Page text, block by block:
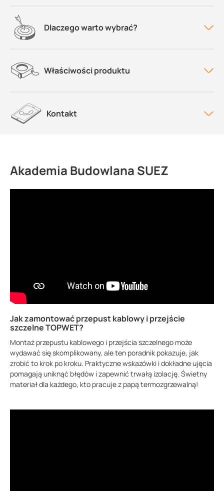
Dlaczego warto wybrać?
Właściwości produktu
Kontakt
Akademia Budowlana SUEZ
Jak zamontować przepust kablowy i przejście
szczelne TOPWET?
Montaż przepustu kablowego i przejścia szczelnego może
wydawać się skomplikowany, ale ten poradnik pokazuje, jak
zrobić to krok po kroku. Praktyczne wskazówki i dokładne ujęcia
pomagają uniknąć błędów i zapewnić trwałą izolację. Świetny
materiał dla każdego, kto pracuje z papą termozgrzewalną!